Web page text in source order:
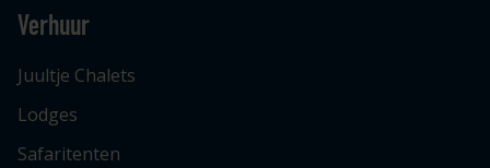
Verhuur
Juultje Chalets
Lodges
Safaritenten